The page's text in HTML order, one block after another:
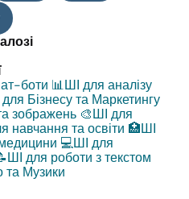
боти 📊ШІ для аналізу
Бізнесу та Маркетингу
зображень 🎨ШІ для
навчання та освіти 🏥ШІ
💻ШІ для
ШІ для роботи з текстом
та Музики